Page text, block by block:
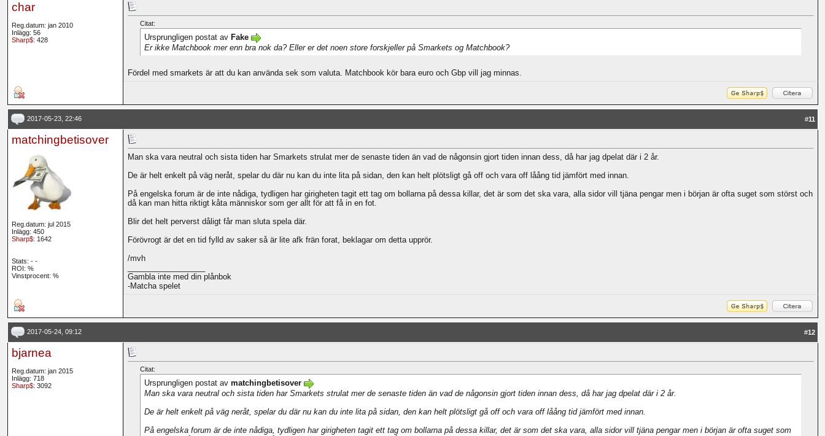
char
Reg.datum: jan 2010
Inlägg: 56
Sharp$: 428
Citat:
Ursprungligen postat av Fake
Er ikke Matchbook mer enn bra nok da? Eller er det noen store forskjeller på Smarkets og Matchbook?
Fördel med smarkets är att du kan använda sek som valuta. Matchbook kör bara euro och Gbp vill jag minnas.
2017-05-23, 22:46 #11
matchingbetisover
Reg.datum: jul 2015
Inlägg: 450
Sharp$: 1642
Stats: - -
ROI: %
Vinstprocent: %
Man ska vara neutral och sista tiden har Smarkets strulat mer de senaste tiden än vad de någonsin gjort tiden innan dess, då har jag dpelat där i 2 år.
De är helt enkelt på väg neråt, spelar du där nu kan du inte lita på sidan, den kan helt plötsligt gå off och vara off låång tid jämfört med innan.
På engelska forum är de inte nådiga, tydligen har girigheten tagit ett tag om bollarna på dessa killar, det är som det ska vara, alla sidor vill tjäna pengar men i början är ofta suget som störst och
då kan man hitta riktigt kåta människor som ger allt för att få in en fot.
Blir det helt perverst dåligt får man sluta spela där.
Förövrogt är det en tid fylld av saker så är lite afk frän forat, beklagar om detta upprör.
/mvh
Gambla inte med din plånbok
-Matcha spelet
2017-05-24, 09:12 #12
bjarnea
Reg.datum: jan 2015
Inlägg: 718
Sharp$: 3092
Citat:
Ursprungligen postat av matchingbetisover
Man ska vara neutral och sista tiden har Smarkets strulat mer de senaste tiden än vad de någonsin gjort tiden innan dess, då har jag dpelat där i 2 år.
De är helt enkelt på väg neråt, spelar du där nu kan du inte lita på sidan, den kan helt plötsligt gå off och vara off låång tid jämfört med innan.
På engelska forum är de inte nådiga, tydligen har girigheten tagit ett tag om bollarna på dessa killar, det är som det ska vara, alla sidor vill tjäna pengar men i början är ofta suget som